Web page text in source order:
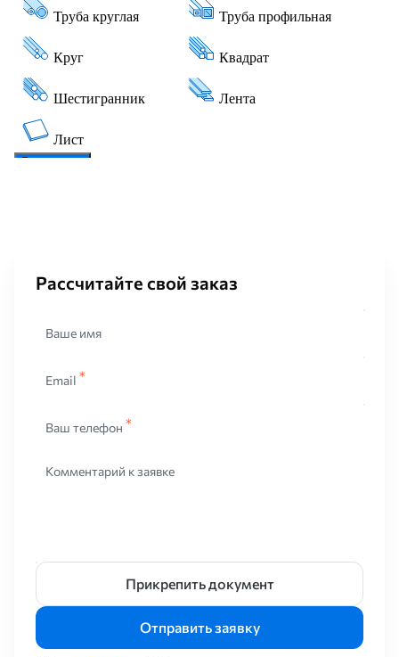
Рассчитайте свой заказ
Ваше имя
Email
Ваш телефон
Комментарий к заявке
Прикрепить документ
Отправить заявку